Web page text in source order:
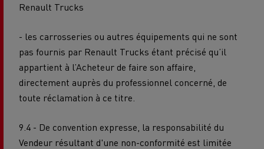
Renault Trucks
- les carrosseries ou autres équipements qui ne sont
pas fournis par Renault Trucks étant précisé qu’il
appartient à l’Acheteur de faire son affaire,
directement auprès du professionnel concerné, de
toute réclamation à ce titre.
9.4 - De convention expresse, la responsabilité du
Vendeur résultant d'une non-conformité est limitée